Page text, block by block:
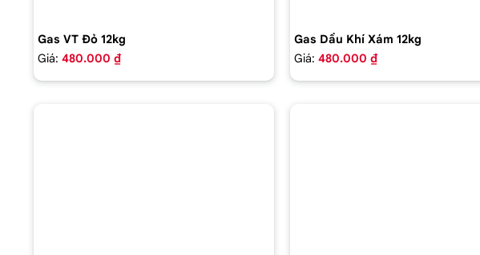
Gas VT Đỏ 12kg
Giá: 480.000 ₫
Gas Dầu Khí Xám 12kg
Giá: 480.000 ₫